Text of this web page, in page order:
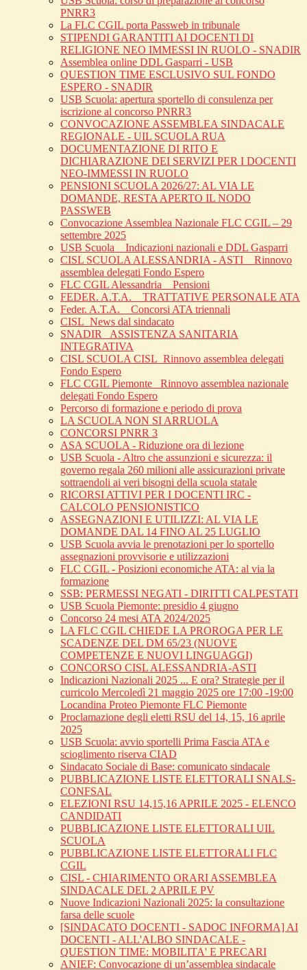
PNRR3
La FLC CGIL porta Passweb in tribunale
STIPENDI GARANTITI AI DOCENTI DI
RELIGIONE NEO IMMESSI IN RUOLO - SNADIR
Assemblea online DDL Gasparri - USB
QUESTION TIME ESCLUSIVO SUL FONDO
ESPERO - SNADIR
USB Scuola: apertura sportello di consulenza per
iscrizione al concorso PNRR3
CONVOCAZIONE ASSEMBLEA SINDACALE
REGIONALE - UIL SCUOLA RUA
DOCUMENTAZIONE DI RITO E
DICHIARAZIONE DEI SERVIZI PER I DOCENTI
NEO-IMMESSI IN RUOLO
PENSIONI SCUOLA 2026/27: AL VIA LE
DOMANDE, RESTA APERTO IL NODO
PASSWEB
Convocazione Assemblea Nazionale FLC CGIL – 29
settembre 2025
USB Scuola _ Indicazioni nazionali e DDL Gasparri
CISL SCUOLA ALESSANDRIA - ASTI _ Rinnovo
assemblea delegati Fondo Espero
FLC CGIL Alessandria _ Pensioni
FEDER. A.T.A. _ TRATTATIVE PERSONALE ATA
Feder. A.T.A. _ Concorsi ATA triennali
CISL_News dal sindacato
SNADIR_ ASSISTENZA SANITARIA
INTEGRATIVA
CISL SCUOLA CISL_Rinnovo assemblea delegati
Fondo Espero
FLC CGIL Piemonte _Rinnovo assemblea nazionale
delegati Fondo Espero
Percorso di formazione e periodo di prova
LA SCUOLA NON SI ARRUOLA
CONCORSI PNRR 3
ASA SCUOLA - Riduzione ora di lezione
USB Scuola - Altro che assunzioni e sicurezza: il
governo regala 260 milioni alle assicurazioni private
sottraendoli ai veri bisogni della scuola statale
RICORSI ATTIVI PER I DOCENTI IRC -
CALCOLO PENSIONISTICO
ASSEGNAZIONI E UTILIZZI: AL VIA LE
DOMANDE DAL 14 FINO AL 25 LUGLIO
USB Scuola avvia le prenotazioni per lo sportello
assegnazioni provvisorie e utilizzazioni
FLC CGIL - Posizioni economiche ATA: al via la
formazione
SSB: PERMESSI NEGATI - DIRITTI CALPESTATI
USB Scuola Piemonte: presidio 4 giugno
Concorso 24 mesi ATA 2024/2025
LA FLC CGIL CHIEDE LA PROROGA PER LE
SCADENZE DEL DM 65/23 (NUOVE
COMPETENZE E NUOVI LINGUAGGI)
CONCORSO CISL ALESSANDRIA-ASTI
Indicazioni Nazionali 2025 ... E ora? Strategie per il
curricolo Mercoledì 21 maggio 2025 ore 17:00 -19:00
Locandina Proteo Piemonte FLC Piemonte
Proclamazione degli eletti RSU del 14, 15, 16 aprile
2025
USB Scuola: avvio sportelli Prima Fascia ATA e
scioglimento riserva CIAD
Sindacato Sociale di Base: comunicato sindacale
PUBBLICAZIONE LISTE ELETTORALI SNALS-
CONFSAL
ELEZIONI RSU 14,15,16 APRILE 2025 - ELENCO
CANDIDATI
PUBBLICAZIONE LISTE ELETTORALI UIL
SCUOLA
PUBBLICAZIONE LISTE ELETTORALI FLC
CGIL
CISL - CHIARIMENTO ORARI ASSEMBLEA
SINDACALE DEL 2 APRILE PV
Nuove Indicazioni Nazionali 2025: la consultazione
farsa delle scuole
[SINDACATO DOCENTI - SADOC INFORMA] AI
DOCENTI - ALL'ALBO SINDACALE -
QUESTION TIME: MOBILITA' E PRECARI
ANIEF: Convocazione di un’assemblea sindacale